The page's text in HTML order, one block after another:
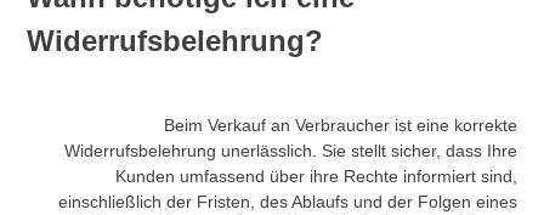
Widerrufsbelehrung?
Beim Verkauf an Verbraucher ist eine korrekte
Widerrufsbelehrung unerlässlich. Sie stellt sicher, dass Ihre
Kunden umfassend über ihre Rechte informiert sind,
einschließlich der Fristen, des Ablaufs und der Folgen eines